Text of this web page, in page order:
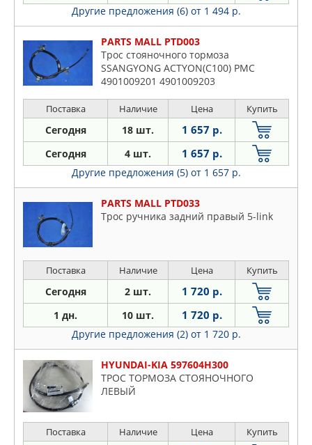
Другие предложения (6) от 1 494 р.
PARTS MALL PTD003
Трос стояночного тормоза
SSANGYONG ACTYON(C100) PMC
4901009201 4901009203
Поставка Наличие Цена Купить
Сегодня 18 шт. 1 657 р.
Сегодня 4 шт. 1 657 р.
Другие предложения (5) от 1 657 р.
PARTS MALL PTD033
Трос ручника задний правый 5-link
Поставка Наличие Цена Купить
Сегодня 2 шт. 1 720 р.
1 дн. 10 шт. 1 720 р.
Другие предложения (2) от 1 720 р.
HYUNDAI-KIA 597604H300
ТРОС ТОРМОЗА СТОЯНОЧНОГО
ЛЕВЫЙ
Поставка Наличие Цена Купить